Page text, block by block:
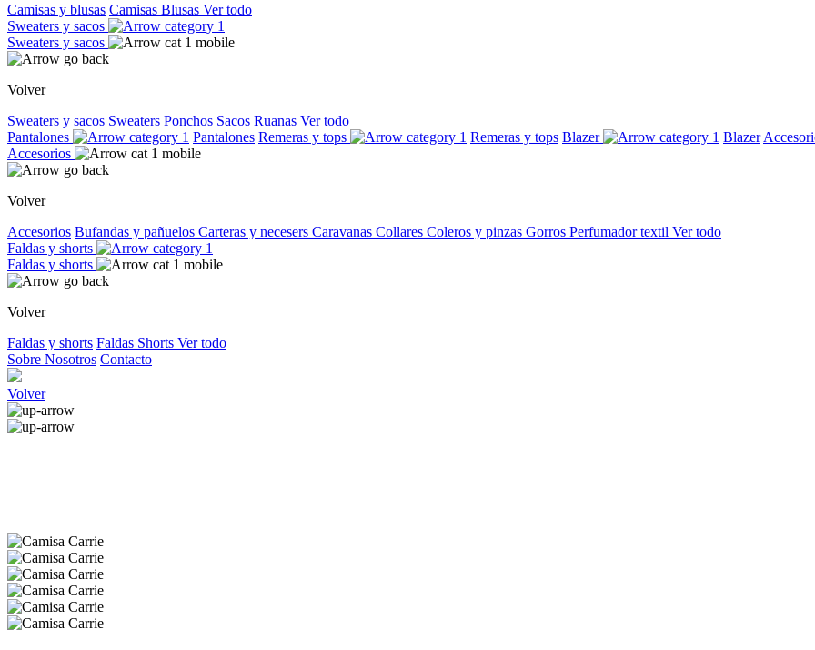
Camisas y blusas Camisas Blusas Ver todo
Sweaters y sacos
Sweaters y sacos
Volver
Sweaters y sacos Sweaters Ponchos Sacos Ruanas Ver todo
Pantalones
Pantalones Remeras y tops Remeras y tops Blazer Blazer
Accesorios
Volver
Accesorios Bufandas y pañuelos Carteras y necesers Caravanas Collares Coleros y pinzas Gorros Perfumador textil Ver todo
Faldas y shorts
Faldas y shorts
Volver
Faldas y shorts Faldas Shorts Ver todo
Sobre Nosotros Contacto
Volver